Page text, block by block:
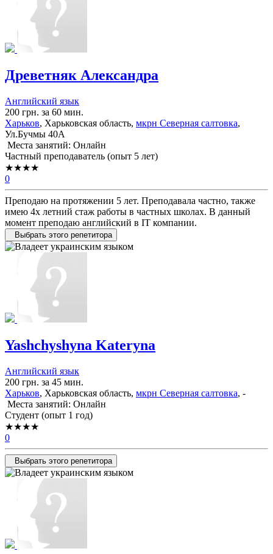
Древетняк Александра
Английский язык
200 грн. за 60 мин.
Харьков, Харьковская область, мкрн Северная салтовка,
Ул.Бучмы 40А
Места занятий: Онлайн
Частный преподаватель (опыт 5 лет)
★★★★
0
Преподаю на протяжении 5 лет. Преподавала частно, также
имею 4х летний стаж работы в частных школах. В данный
момент преподаю английский в IT компании.
Выбрать этого репетитора
Yashchyshyna Kateryna
Английский язык
200 грн. за 45 мин.
Харьков, Харьковская область, мкрн Северная салтовка, -
Места занятий: Онлайн
Cтудент (опыт 1 год)
★★★★
0
Выбрать этого репетитора